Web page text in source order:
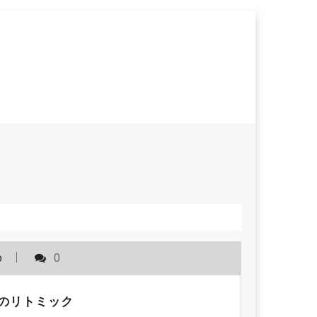
0
リトミック